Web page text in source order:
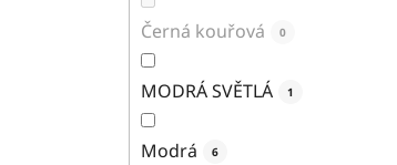
Černá kouřová 0
MODRÁ SVĚTLÁ 1
Modrá 6